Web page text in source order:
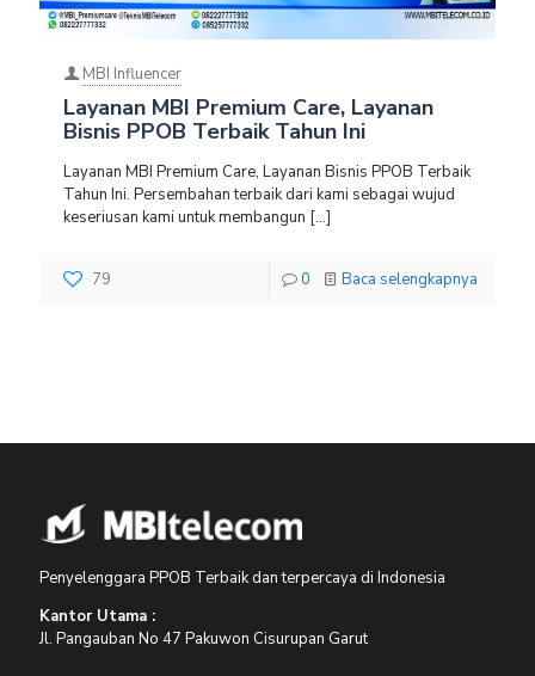
MBI Influencer
Layanan MBI Premium Care, Layanan
Bisnis PPOB Terbaik Tahun Ini
Layanan MBI Premium Care, Layanan Bisnis PPOB Terbaik
Tahun Ini. Persembahan terbaik dari kami sebagai wujud
keseriusan kami untuk membangun […]
79 0 Baca selengkapnya
Penyelenggara PPOB Terbaik dan terpercaya di Indonesia
Kantor Utama :
Jl. Pangauban No 47 Pakuwon Cisurupan Garut